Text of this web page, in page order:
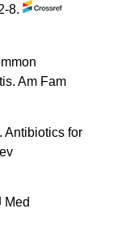
8.
Am Fam
Antibiotics for
Med